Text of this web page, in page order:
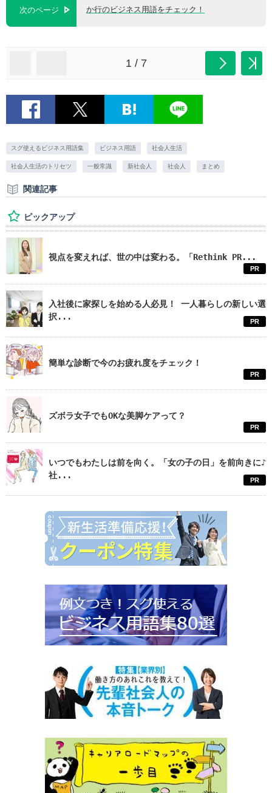
次のページ か行のビジネス用語をチェック！
1 / 7
スグ使えるビジネス用語集 ビジネス用語 社会人生活
社会人生活のトリセツ 一般常識 新社会人 社会人 まとめ
関連記事
ピックアップ
視点を変えれば、世の中は変わる。「Rethink PR...
PR
入社後に家探しを始める人必見！ 一人暮らしの新しい選
択...
PR
簡単な診断で今のお疲れ度をチェック！
PR
ズボラ女子でもOKな美脚ケアって？
PR
いつでもわたしは前を向く。「女の子の日」を前向きに♪
社...
PR